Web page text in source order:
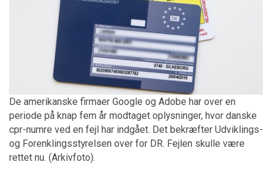
De amerikanske firmaer Google og Adobe har over en
periode på knap fem år modtaget oplysninger, hvor danske
cpr-numre ved en fejl har indgået. Det bekræfter Udviklings-
og Forenklingsstyrelsen over for DR. Fejlen skulle være
rettet nu. (Arkivfoto).